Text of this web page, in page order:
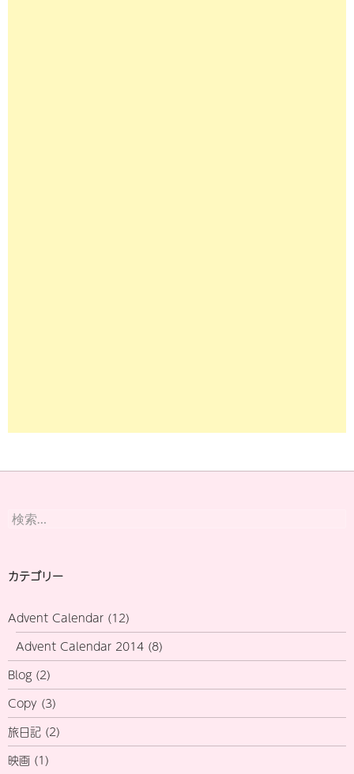
検
索:
カテゴリー
Advent Calendar (12)
Advent Calendar 2014 (8)
Blog (2)
Copy (3)
旅日記 (2)
映画 (1)